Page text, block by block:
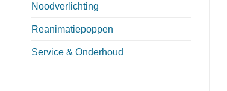
Noodverlichting
Reanimatiepoppen
Service & Onderhoud